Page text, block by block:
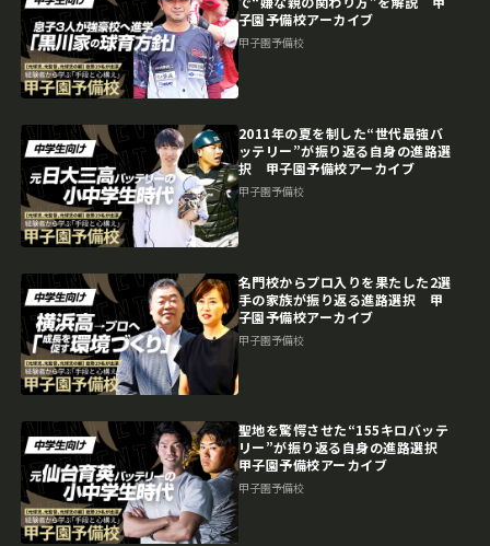
子園予備校アーカイブ
甲子園予備校
2011年の夏を制した“世代最強バ
ッテリー”が振り返る自身の進路選
択 甲子園予備校アーカイブ
甲子園予備校
名門校からプロ入りを果たした2選
手の家族が振り返る進路選択 甲
子園予備校アーカイブ
甲子園予備校
聖地を驚愕させた“155キロバッテ
リー”が振り返る自身の進路選択
甲子園予備校アーカイブ
甲子園予備校